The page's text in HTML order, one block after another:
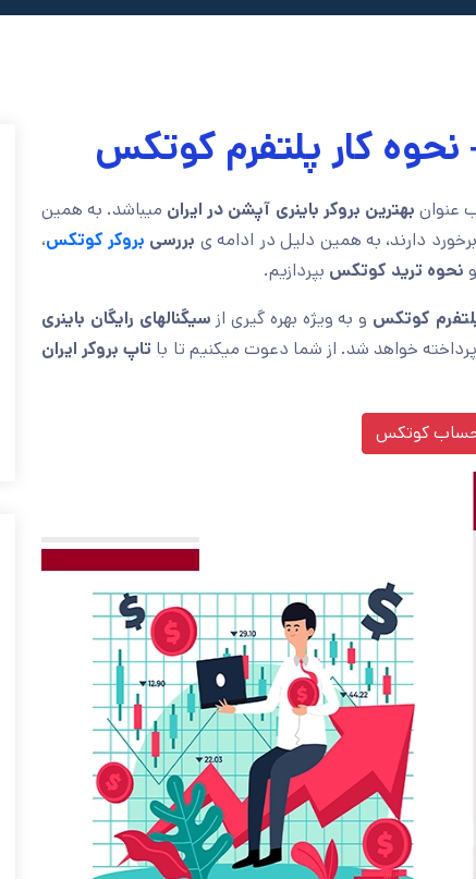
کار پلتفرم کوتکس
عنوان بهترین بروکر باینری آپشن در ایران میباشد. به همین
دارند، به همین دلیل در ادامه ی بررسی بروکر کوتکس،
و نحوه ترید کوتکس بپردازیم.
کوتکس و به ویژه بهره گیری از سیگنالهای رایگان باینری
خواهد شد. از شما دعوت میکنیم تا با تاپ بروکر ایران
حساب کوتکس